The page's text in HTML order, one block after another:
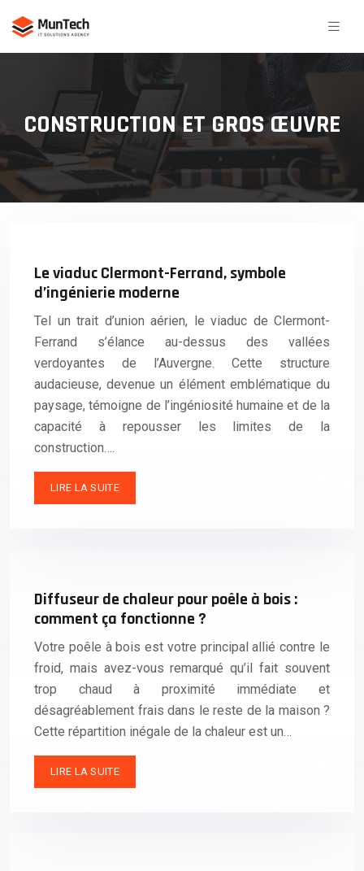
CONSTRUCTION ET GROS ŒUVRE
Le viaduc Clermont-Ferrand, symbole
d’ingénierie moderne
Tel un trait d’union aérien, le viaduc de Clermont-
Ferrand s’élance au-dessus des vallées
verdoyantes de l’Auvergne. Cette structure
audacieuse, devenue un élément emblématique du
paysage, témoigne de l’ingéniosité humaine et de la
capacité à repousser les limites de la
construction….
LIRE LA SUITE
Diffuseur de chaleur pour poêle à bois :
comment ça fonctionne ?
Votre poêle à bois est votre principal allié contre le
froid, mais avez-vous remarqué qu’il fait souvent
trop chaud à proximité immédiate et
désagréablement frais dans le reste de la maison ?
Cette répartition inégale de la chaleur est un…
LIRE LA SUITE